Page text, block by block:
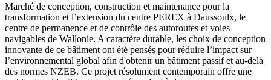
Marché de conception, construction et maintenance pour la
transformation et l’extension du centre PEREX à Daussoulx, le
centre de permanence et de contrôle des autoroutes et voies
navigables de Wallonie. A caractère durable, les choix de conception
innovante de ce bâtiment ont été pensés pour réduire l’impact sur
l’environnemental global afin d'obtenir un bâtiment passif et au-delà
des normes NZEB. Ce projet résolument contemporain offre une